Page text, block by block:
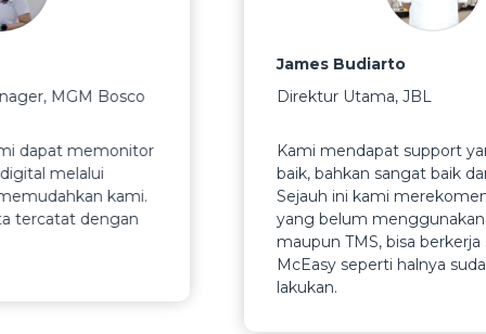
kami.
Bosco
Kami mendapat support yang cukup
baik, bahkan sangat baik dari McEasy.
Sejauh ini kami merekomendasikan
yang belum menggunakan VSMS
maupun TMS, bisa berkerja sama
McEasy seperti halnya sudah kami
James Budiarto
Direktur Utama, JBL